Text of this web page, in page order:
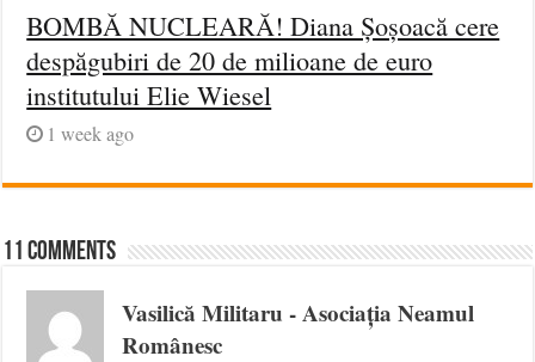
BOMBĂ NUCLEARĂ! Diana Șoșoacă cere
despăgubiri de 20 de milioane de euro
institutului Elie Wiesel
1 week ago
11 comments
Vasilică Militaru - Asociația Neamul
Românesc